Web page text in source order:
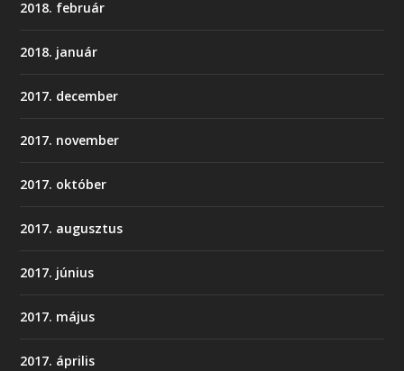
2018. február
2018. január
2017. december
2017. november
2017. október
2017. augusztus
2017. június
2017. május
2017. április